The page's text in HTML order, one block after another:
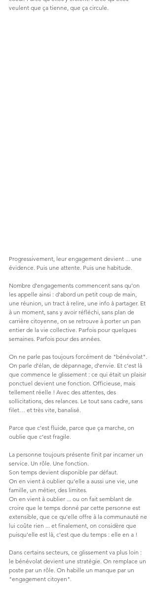
veulent que ça tienne, que ça circule.
Progressivement, leur engagement devient ... une
évidence. Puis une attente. Puis une habitude.
Nombre d’engagements commencent sans qu’on
les appelle ainsi : d'abord un petit coup de main,
une réunion, un tract à relire, une info à partager. Et
à un moment, sans y avoir réfléchi, sans plan de
carrière citoyenne, on se retrouve à porter un pan
entier de la vie collective. Parfois pour quelques
semaines. Parfois pour des années.
On ne parle pas toujours forcément de "bénévolat".
On parle d’élan, de dépannage, d’envie. Et c’est là
que commence le glissement : ce qui était un plaisir
ponctuel devient une fonction. Officieuse, mais
tellement réelle ! Avec des attentes, des
sollicitations, des relances. Le tout sans cadre, sans
filet… et très vite, banalisé.
Parce que c’est fluide, parce que ça marche, on
oublie que c’est fragile.
La personne toujours présente finit par incarner un
service. Un rôle. Une fonction.
Son temps devient disponible par défaut.
On en vient à oublier qu’elle a aussi une vie, une
famille, un métier, des limites.
On en vient à oublier ... ou on fait semblant de
croire que le temps donné par cette personne est
extensible, que ce qu'elle offre à la communauté ne
lui coûte rien ... et finalement, on considère que
puisqu'elle est là, c'est que du temps : elle en a !
Dans certains secteurs, ce glissement va plus loin :
le bénévolat devient une stratégie. On remplace un
poste par un rôle. On habille un manque par un
"engagement citoyen".